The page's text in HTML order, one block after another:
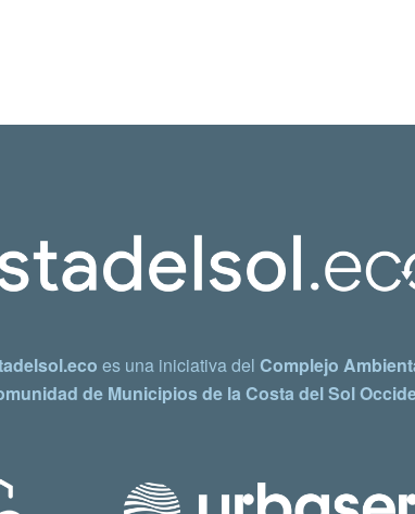
es una iniciativa del Complejo
de Municipios de la Costa del Sol